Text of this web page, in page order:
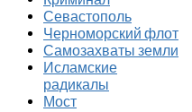
Севастополь
Черноморский флот
Самозахваты земли
Исламские
радикалы
Мост